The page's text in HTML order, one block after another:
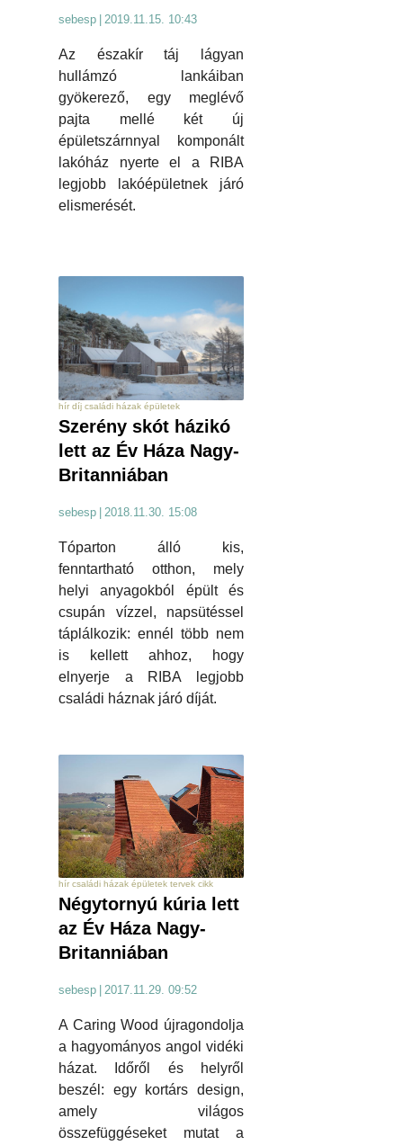
sebesp 2019.11.15. 10:43
Az északír táj lágyan
hullámzó lankáiban
gyökerező, egy meglévő
pajta mellé két új
épületszárnnyal komponált
lakóház nyerte el a RIBA
legjobb lakóépületnek járó
elismerését.
hír díj családi házak épületek
Szerény skót házikó
lett az Év Háza Nagy-
Britanniában
sebesp | 2018.11.30. 15:08
Tóparton álló kis,
fenntartható otthon, mely
helyi anyagokból épült és
csupán vízzel, napsütéssel
táplálkozik: ennél több nem
is kellett ahhoz, hogy
elnyerje a RIBA legjobb
családi háznak járó díját.
hír családi házak épületek tervek cikk
Négytornyú kúria lett
az Év Háza Nagy-
Britanniában
sebesp 2017.11.29. 09:52
A Caring Wood újragondolja
a hagyományos angol vidéki
házat. Időről és helyről
beszél: egy kortárs design,
amely világos
összefüggéseket mutat a